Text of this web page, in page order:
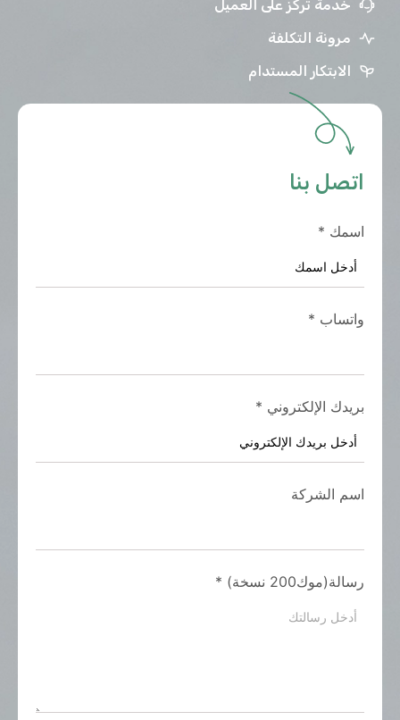
خدمة تركز على العميل
مرونة التكلفة
الابتكار المستدام
اتصل بنا
اسمك *
واتساب *
بريدك الإلكتروني *
اسم الشركة
رسالة(موك200 نسخة) *